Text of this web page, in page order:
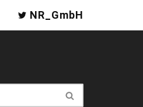
NR_GmbH